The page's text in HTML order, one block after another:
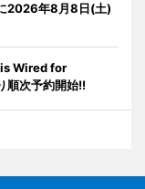
2026年8月8日(土)
Wired for
次予約開始!!